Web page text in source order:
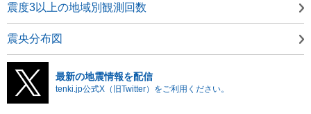
震度3以上の地域別観測回数
震央分布図
最新の地震情報を配信
tenki.jp公式X（旧Twitter）をご利用ください。